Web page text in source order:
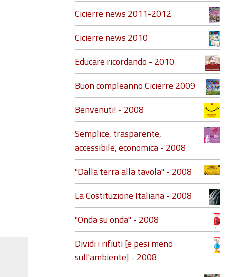
Cicierre news 2011-2012
Cicierre news 2010
Educare ricordando - 2010
Buon compleanno Cicierre 2009
Benvenuti! - 2008
Semplice, trasparente,
accessibile, economica - 2008
"Dalla terra alla tavola" - 2008
La Costituzione Italiana - 2008
"Onda su onda" - 2008
Dividi i rifiuti [e pesi meno
sull'ambiente] - 2008